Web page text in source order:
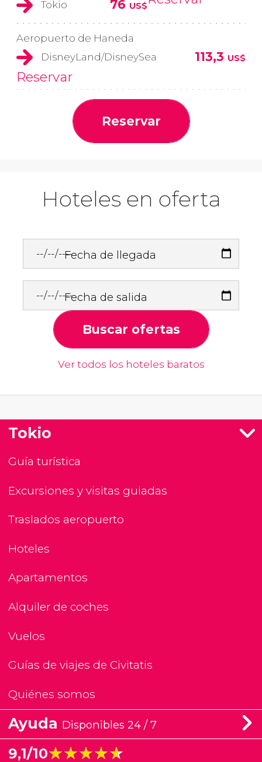
Tokio
76 US$
Aeropuerto de Haneda
DisneyLand/DisneySea
113,3 US$
Reservar
Reservar
Hoteles en oferta
Fecha de llegada
Fecha de salida
Buscar ofertas
Ver todos los hoteles baratos
Tokio
Guía turística
Excursiones y visitas guiadas
Traslados aeropuerto
Hoteles
Apartamentos
Alquiler de coches
Vuelos
Guías de viajes de Civitatis
Quiénes somos
Ayuda Disponibles 24 / 7
9,1/10★★★★★
★★★★★